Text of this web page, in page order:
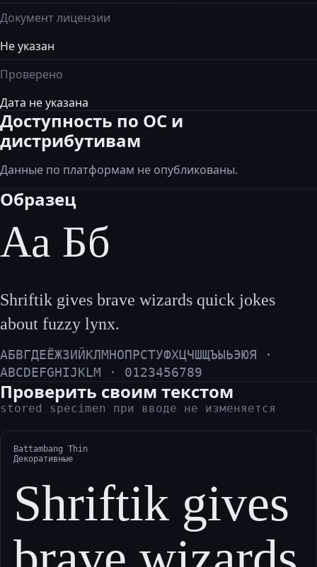
Документ лицензии
Не указан
Проверено
Дата не указана
Доступность по ОС и
дистрибутивам
Данные по платформам не опубликованы.
Образец
Аа Бб
Shriftik gives brave wizards quick jokes
about fuzzy lynx.
АБВГДЕЁЖЗИЙКЛМНОПРСТУФХЦЧШЩЪЫЬЭЮЯ ·
ABCDEFGHIJKLM · 0123456789
Проверить своим текстом
stored specimen при вводе не изменяется
Battambang Thin
Декоративные
Shriftik gives